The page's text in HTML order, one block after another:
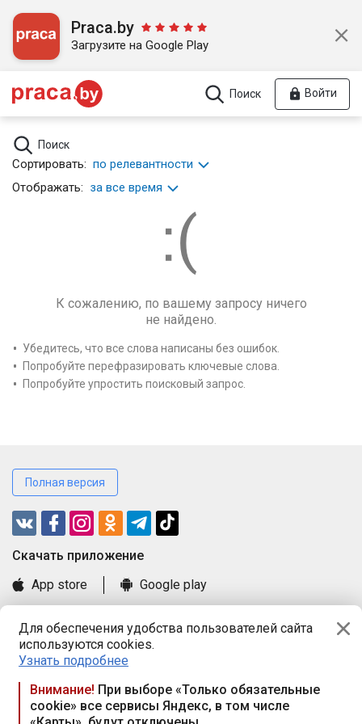
Для обеспечения удобства пользователей сайта
используются cookies.
Узнать подробнее
Внимание! При выборе «Только обязательные
cookie» все сервисы Яндекс, в том числе
Praca.by
Загрузите на Google Play
Поиск Войти
Поиск
Сортировать: по релевантности
Отображать: за все время
К сожалению, по вашему запросу ничего
не найдено.
Убедитесь, что все слова написаны без ошибок.
Попробуйте перефразировать ключевые слова.
Попробуйте упростить поисковый запрос.
Полная версия
Cкачать приложение
App store
Google play
Книга замечаний и предложений
Правила и документы
Praca.by © 2000—2026, ООО «ПРАЦА БАЙ»
Республика Беларусь, 220114, г. Минск, пр-т Независимости
117а, пом. № 9.